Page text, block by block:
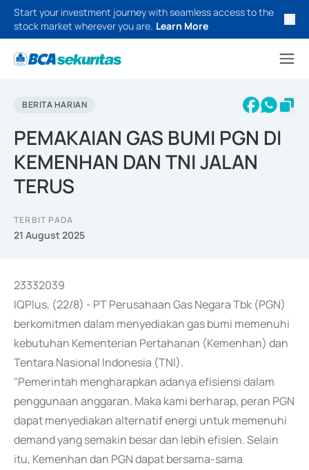
Start your investment journey with seamless access to the
stock market wherever you are. Learn More
BERITA HARIAN
PEMAKAIAN GAS BUMI PGN DI
KEMENHAN DAN TNI JALAN
TERUS
TERBIT PADA
21 August 2025
23332039
IQPlus, (22/8) - PT Perusahaan Gas Negara Tbk (PGN)
berkomitmen dalam menyediakan gas bumi memenuhi
kebutuhan Kementerian Pertahanan (Kemenhan) dan
Tentara Nasional Indonesia (TNI).
"Pemerintah mengharapkan adanya efisiensi dalam
penggunaan anggaran. Maka kami berharap, peran PGN
dapat menyediakan alternatif energi untuk memenuhi
demand yang semakin besar dan lebih efisien. Selain
itu, Kemenhan dan PGN dapat bersama-sama